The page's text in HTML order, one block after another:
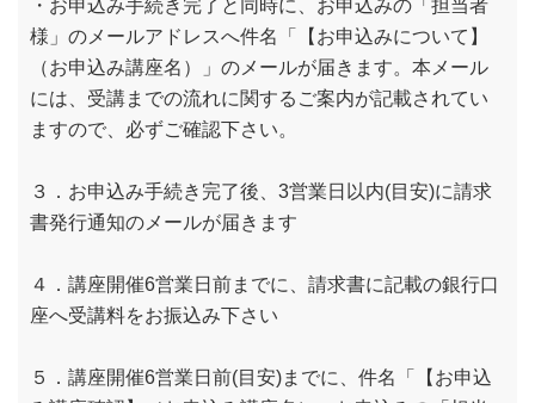
・お申込み手続き完了と同時に、お申込みの「担当者
様」のメールアドレスへ件名「【お申込みについて】
（お申込み講座名）」のメールが届きます。本メール
には、受講までの流れに関するご案内が記載されてい
ますので、必ずご確認下さい。
３．お申込み手続き完了後、3営業日以内(目安)に請求
書発行通知のメールが届きます
４．講座開催6営業日前までに、請求書に記載の銀行口
座へ受講料をお振込み下さい
５．講座開催6営業日前(目安)までに、件名「【お申込